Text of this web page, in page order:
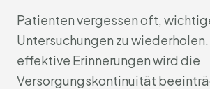
Patienten vergessen oft,
Untersuchungen zu
effektive Erinnerungen wird die
Versorgungskontinuität